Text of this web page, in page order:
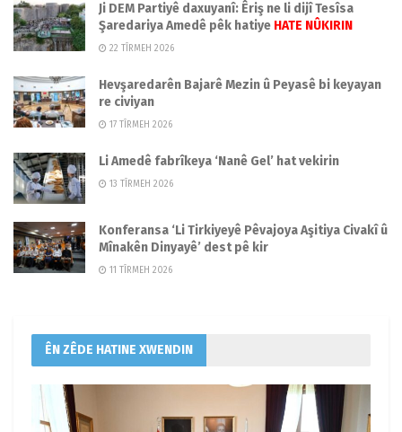
Ji DEM Partiyê daxuyanî: Êriş ne li dijî Tesîsa
Şaredariya Amedê pêk hatiye HATE NÛKIRIN
22 TÎRMEH 2026
Hevşaredarên Bajarê Mezin û Peyasê bi keyayan
re civiyan
17 TÎRMEH 2026
Li Amedê fabrîkeya ‘Nanê Gel’ hat vekirin
13 TÎRMEH 2026
Konferansa ‘Li Tirkiyeyê Pêvajoya Aşitiya Civakî û
Mînakên Dinyayê’ dest pê kir
11 TÎRMEH 2026
ÊN ZÊDE HATINE XWENDIN